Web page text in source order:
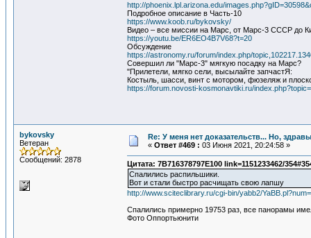
http://phoenix.lpl.arizona.edu/
Подробное описание в Часть-10
https://www.koob.ru/bykovsky/
Видео – все миссии на Марс, от Марс-3 СССР до
https://youtu.be/ER6EO4B7V68?t=20
Обсуждение
https://astronomy.ru/forum/index.php/
Совершил ли "Марс-3" мягкую посадку на Марс?
"Прилетели, мягко сели, высылайте запчастЯ:
Костыль, шасси, винт с мотором, фюзеляж и
https://forum.novosti-kosmonavtiki.ru/
bykovsky
Ветеран
Сообщений: 2878
Re: У меня нет доказательств... Но,
« Ответ #469 : 03 Июня 2021, 20:24:58 »
Цитата: 7B716378797E100 link=1151233462/
Спалились распильшики.
Вот и стали быстро расчищать свою лапшу
http://www.sciteclibrary.ru/cgi-bin/yabb2/
Спалились примерно 19753 раз, все панорамы
Фото Оппортьюнити